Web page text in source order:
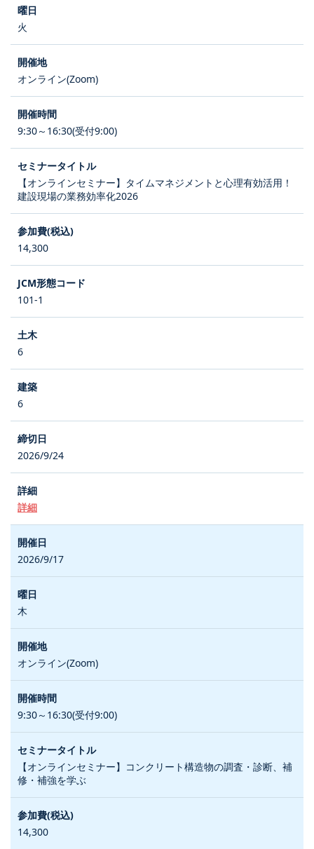
火
オンライン(Zoom)
9:30～16:30(受付9:00)
【オンラインセミナー】タイムマネジメントと心理有効活用！
建設現場の業務効率化2026
14,300
101-1
6
6
2026/9/24
詳細
2026/9/17
木
オンライン(Zoom)
9:30～16:30(受付9:00)
【オンラインセミナー】コンクリート構造物の調査・診断、補
修・補強を学ぶ
14,300